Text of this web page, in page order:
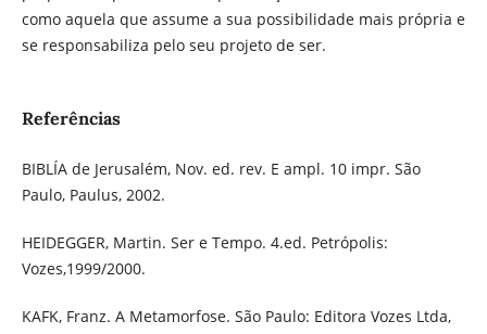
como aquela que assume a sua possibilidade mais própria e
se responsabiliza pelo seu projeto de ser.
Referências
BIBLÍA de Jerusalém, Nov. ed. rev. E ampl. 10 impr. São
Paulo, Paulus, 2002.
HEIDEGGER, Martin. Ser e Tempo. 4.ed. Petrópolis:
Vozes,1999/2000.
KAFK, Franz. A Metamorfose. São Paulo: Editora Vozes Ltda,